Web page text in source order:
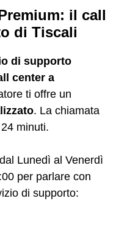
il call
di Tiscali
di supporto
center a
ti offre un
. La chiamata
minuti.
Lunedì al Venerdì
per parlare con
di supporto: